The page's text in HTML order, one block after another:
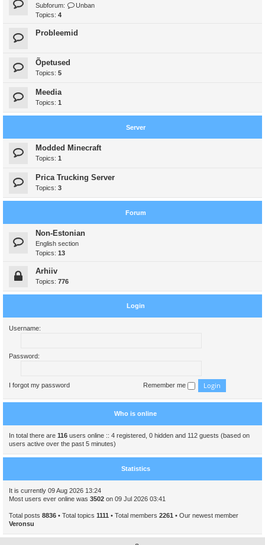
Subforum:
Unban
Topics: 4
Probleemid
Õpetused
Topics: 5
Meedia
Topics: 1
Server
Modded Minecraft
Topics: 1
Prica Trucking Server
Topics: 3
Forum
Non-Estonian
English section
Topics: 13
Arhiiv
Topics: 776
Login
Username:
Password:
I forgot my password Remember me
Who is online
In total there are 116 users online :: 4 registered, 0 hidden and 112 guests (based on
users active over the past 5 minutes)
Statistics
It is currently 09 Aug 2026 13:24
Most users ever online was 3502 on 09 Jul 2026 03:41
Total posts 8836 • Total topics 1111 • Total members 2261 • Our newest member
Veronsu